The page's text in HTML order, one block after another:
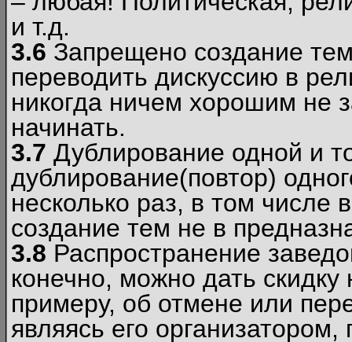
и т.д.
3.6 Запрещено создание
переводить дискуссию в
никогда ничем хорошим не
начинать.
3.7 Дублирование одной и
дублирование(повтор)
несколько раз, в том числе
создание тем не в
3.8 Распространение
конечно, можно дать
примеру, об отмене или
являясь его